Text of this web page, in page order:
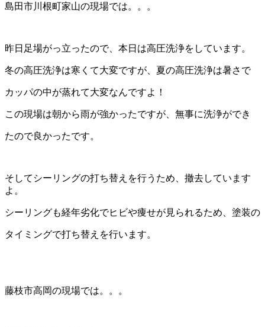
島田市川根町家山の現場では。。。
昨日足場がっ立ったので、本日は高圧洗浄をしています。
冬の高圧洗浄は寒くて大変ですが、夏の高圧洗浄は暑さで
カッパの中が蒸れて大変なんですよ！
この現場は朝から雨が強かったですが、無事に洗浄ができ
たので良かったです。
そしてシーリングの打ち替えを行うため、撤去しています
よ。
シーリングも経年劣化でヒビや痩せが見られるため、塗装の
タイミングで打ち替えを行います。
藤枝市高岡の現場では。。。